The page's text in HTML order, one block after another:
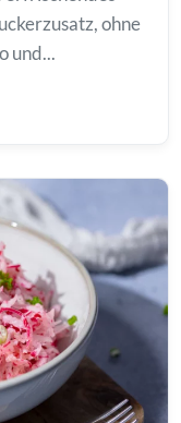
ohne
und...